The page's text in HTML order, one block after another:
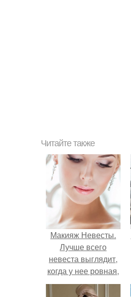
Читайте также
Макияж Невесты.
Лучше всего
невеста выглядит,
когда у нее ровная,
естественно